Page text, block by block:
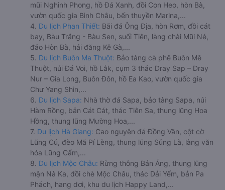
mũi Nghinh Phong, hồ Đá Xanh, đồi Con Heo, hòn Bà,
vườn quốc gia Bình Châu, bến thuyền Marina,...
4. Du lịch Phan Thiết: Bãi đá Ông Địa, hòn Rơm, đồi cát
bay, Bàu Trắng - Bàu Sen, suối Tiên, làng chài Mũi Né,
đảo Hòn Bà, hải đăng Kê Gà,...
5. Du lịch Buôn Ma Thuột: Bảo tàng cà phê Buôn Mê
Thuột, núi Đá Voi, hồ Lắk, cụm 3 thác Dray Sap – Dray
Nur – Gia Long, Buôn Đôn, hồ Ea Kao, vườn quốc gia
Chư Yang Shin,...
6. Du lịch Sapa: Nhà thờ đá Sapa, bảo tàng Sapa, núi
Hàm Rồng, bản Cát Cát, thác Tiên Sa, thung lũng Hoa
Hồng, thung lũng Mường Hoa,...
7. Du lịch Hà Giang: Cao nguyên đá Đồng Văn, cột cờ
Lũng Cú, đèo Mã Pí Lèng, thung lũng Sủng Là, làng văn
hóa Lũng Cẩm,...
8. Du lịch Mộc Châu: Rừng thông Bản Áng, thung lũng
mận Nà Ka, đồi chè Mộc Châu, thác Dải Yếm, bản Pa
Phách, hang dơi, khu du lịch Happy Land,...